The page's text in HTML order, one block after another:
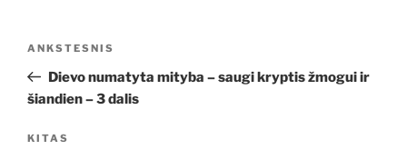
įrašų
Ankstesnis
įrašas
ANKSTESNIS
Dievo numatyta mityba – saugi kryptis žmogui ir
šiandien – 3 dalis
Kitas
KITAS